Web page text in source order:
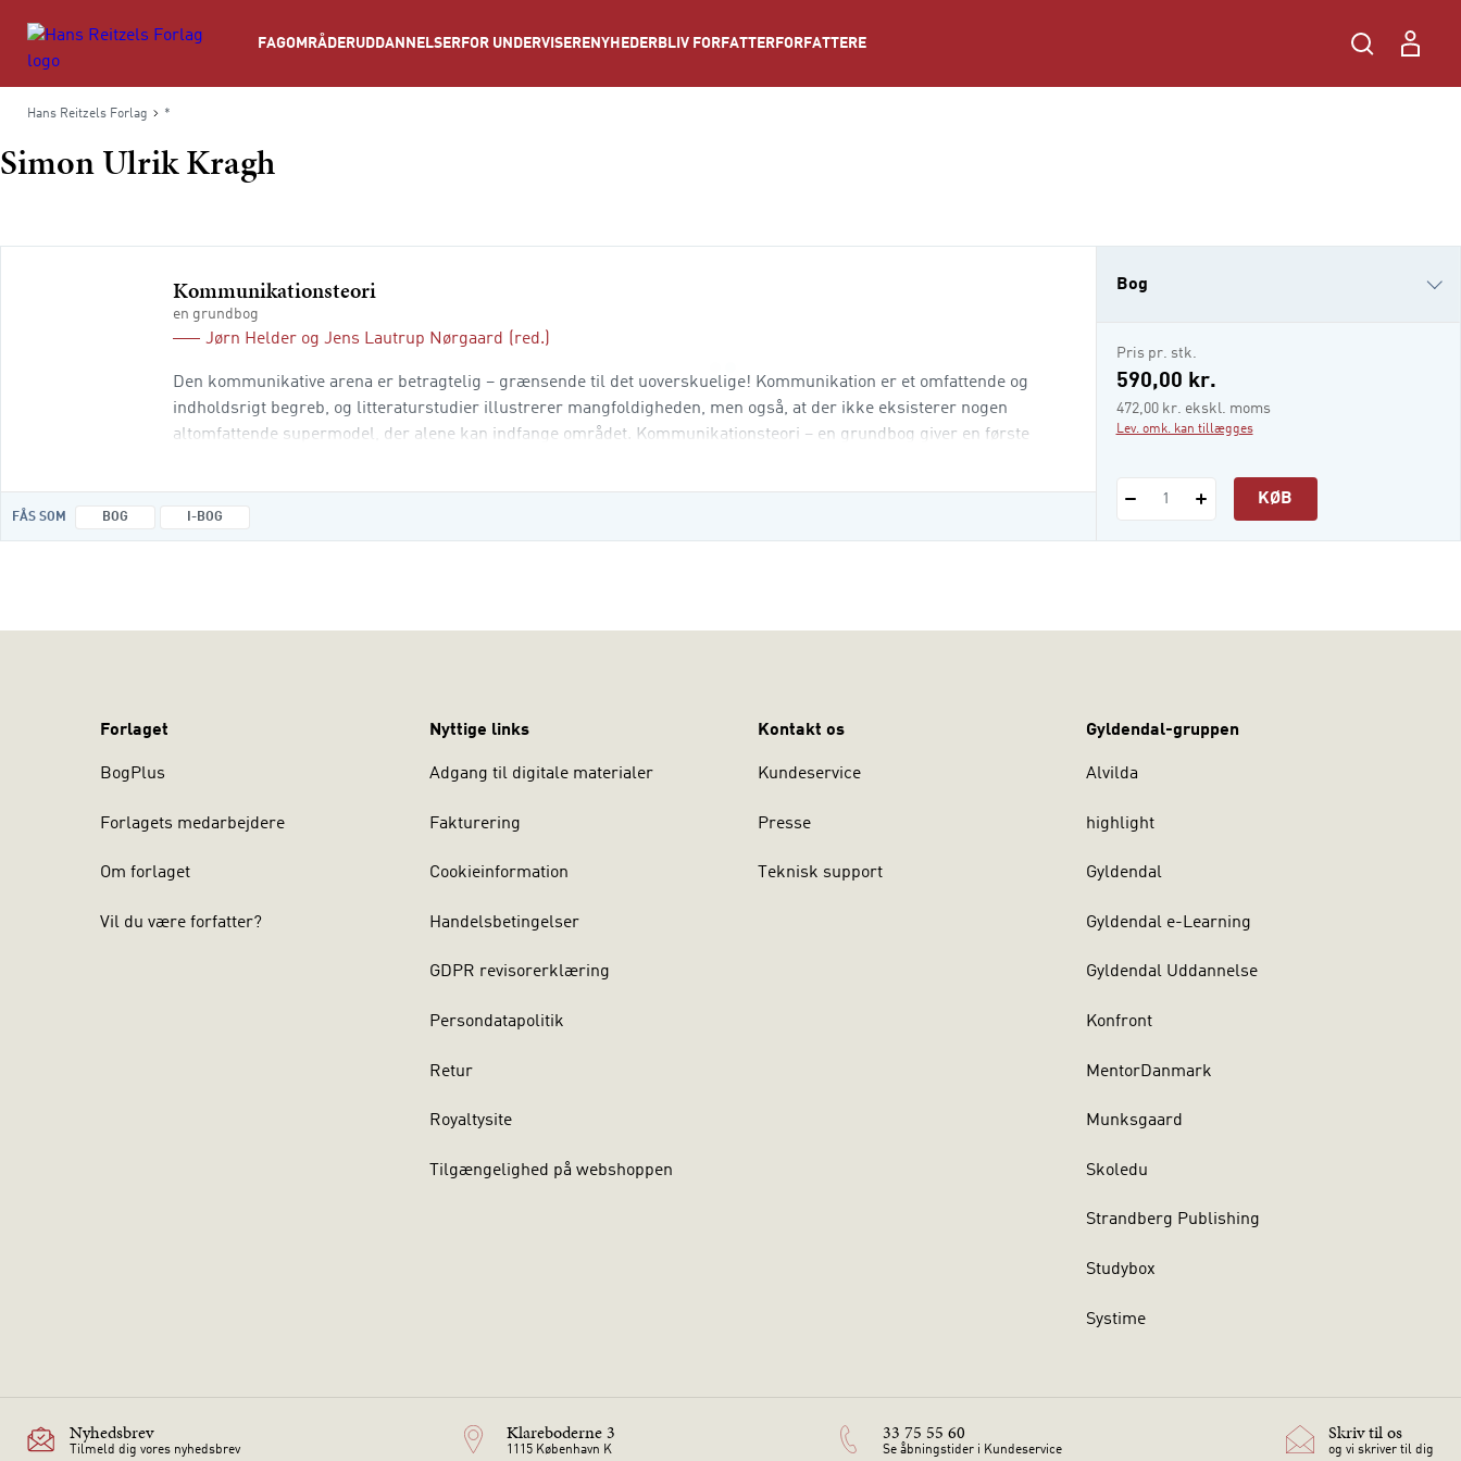
FAGOMRÅDERUDDANNELSER FOR UNDERVISERE NYHEDER BLIV FORFATTER FORFATTERE
Hans Reitzels Forlag *
Simon Ulrik Kragh
Kommunikationsteori
en grundbog
Jørn Helder og Jens Lautrup Nørgaard (red.)
Den kommunikative arena er betragtelig – grænsende til det uoverskuelige! Kommunikation er et omfattende og
indholdsrigt begreb, og litteraturstudier illustrerer mangfoldigheden, men også, at der ikke eksisterer nogen
altomfattende supermodel, der alene kan indfange området. Kommunikationsteori – en grundbog giver en første
FÅS SOM BOG I-BOG
Bog
i-bog
Pris pr. stk.
590,00 kr.
472,00 kr. ekskl. moms
Lev. omk. kan tillægges
1 KØB
Forlaget
BogPlus
Forlagets medarbejdere
Om forlaget
Vil du være forfatter?
Nyttige links
Adgang til digitale materialer
Fakturering
Cookieinformation
Handelsbetingelser
GDPR revisorerklæring
Persondatapolitik
Retur
Royaltysite
Tilgængelighed på webshoppen
Kontakt os
Kundeservice
Presse
Teknisk support
Gyldendal-gruppen
Alvilda
highlight
Gyldendal
Gyldendal e-Learning
Gyldendal Uddannelse
Konfront
MentorDanmark
Munksgaard
Skoledu
Strandberg Publishing
Studybox
Systime
Nyhedsbrev
Tilmeld dig vores nyhedsbrev
Klareboderne 3
1115 København K
33 75 55 60
Se åbningstider i Kundeservice
Skriv til os
og vi skriver til dig